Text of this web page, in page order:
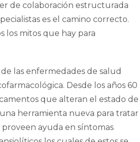
de colaboración estructurada
es el camino correcto.
los mitos que hay para
las enfermedades de salud
Desde los años 60
que alteran el estado de
herramienta nueva para tratar
ayuda en síntomas